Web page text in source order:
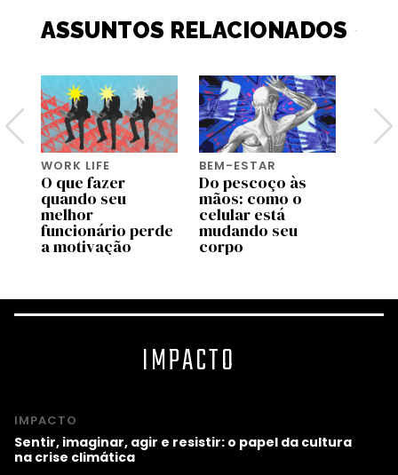
ASSUNTOS RELACIONADOS
WORK LIFE
O que fazer
quando seu
melhor
funcionário perde
a motivação
BEM-ESTAR
Do pescoço às
mãos: como o
celular está
mudando seu
corpo
IMPACTO
IMPACTO
Sentir, imaginar, agir e resistir: o papel da cultura
na crise climática